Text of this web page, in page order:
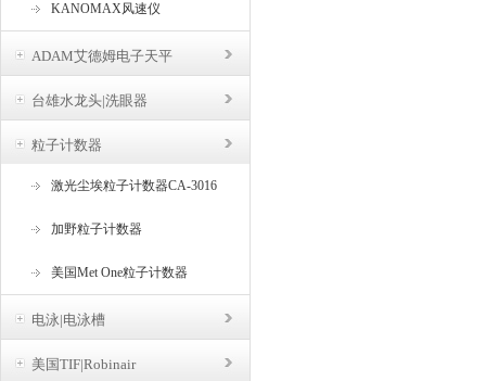
KANOMAX风速仪
ADAM艾德姆电子天平
台雄水龙头|洗眼器
粒子计数器
激光尘埃粒子计数器CA-3016
加野粒子计数器
美国Met One粒子计数器
电泳|电泳槽
美国TIF|Robinair